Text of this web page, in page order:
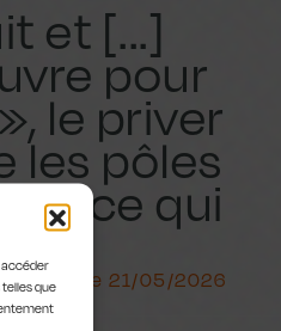
accéder
que
et [...]
pour
le priver
les pôles
ce qui
le 21/05/2026